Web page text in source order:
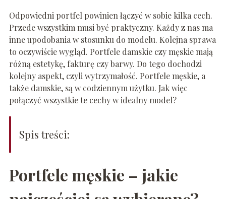
Odpowiedni portfel powinien łączyć w sobie kilka cech.
Przede wszystkim musi być praktyczny. Każdy z nas ma
inne upodobania w stosunku do modelu. Kolejna sprawa
to oczywiście wygląd. Portfele damskie czy męskie mają
różną estetykę, fakturę czy barwy. Do tego dochodzi
kolejny aspekt, czyli wytrzymałość. Portfele męskie, a
także damskie, są w codziennym użytku. Jak więc
połączyć wszystkie te cechy w idealny model?
Spis treści:
Portfele męskie – jakie